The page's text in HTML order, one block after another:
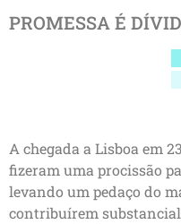
PROMESSA É
A chegada a Lisboa em
fizeram uma procissão
levando um pedaço do
contribuírem